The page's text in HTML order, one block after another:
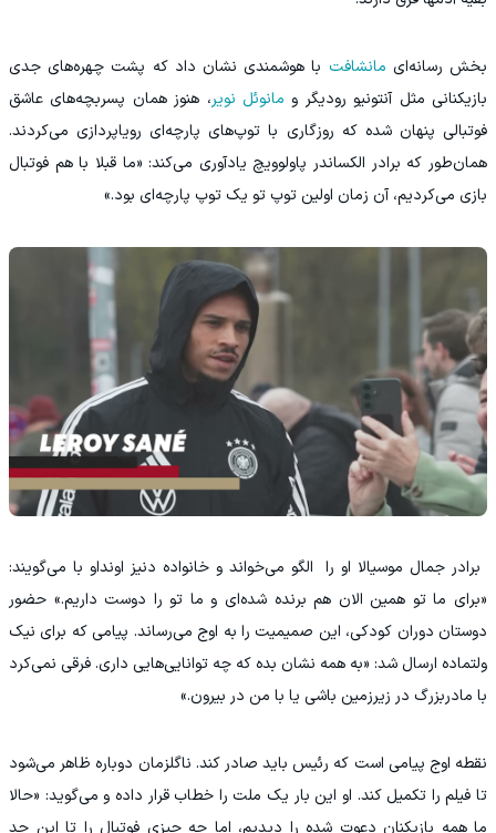
‫بخش رسانه‌ای مانشافت با هوشمندی نشان داد که پشت چهره‌های جدی
بازیکنانی مثل آنتونیو رودیگر و مانوئل نویر، هنوز همان پسربچه‌های عاشق
فوتبالی پنهان شده‌ که روزگاری با توپ‌های پارچه‌ای رویاپردازی می‌کردند.
همان‌طور که برادر الکساندر پاولوویچ یادآوری می‌کند: «ما قبلا با هم فوتبال
بازی می‌کردیم، آن زمان اولین توپ تو یک توپ پارچه‌ای بود.»
‫ برادر جمال موسیالا او را الگو می‌خواند و خانواده دنیز اونداو با می‌گویند:
«برای ما تو همین الان هم برنده شده‌ای و ما تو را دوست داریم.» حضور
دوستان دوران کودکی، این صمیمیت را به اوج می‌رساند. پیامی که برای نیک
ولتماده ارسال شد: «به همه نشان بده که چه توانایی‌هایی داری. فرقی نمی‌کرد
با مادربزرگ در زیرزمین باشی یا با من در بیرون.»
‫نقطه اوج پیامی است که رئیس باید صادر کند. ناگلزمان دوباره ظاهر می‌شود
تا فیلم را تکمیل کند. او این بار یک ملت را خطاب قرار داده و می‌گوید: «حالا
ما همه بازیکنان دعوت شده را دیدیم، اما چه چیزی فوتبال را تا این حد